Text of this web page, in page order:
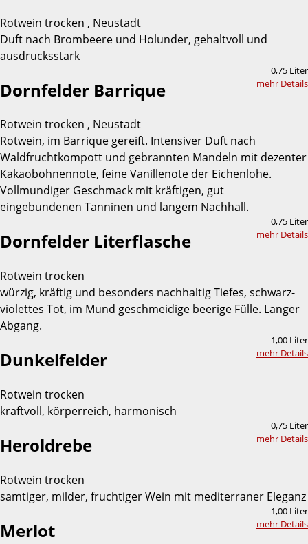
Rotwein trocken , Neustadt
Duft nach Brombeere und Holunder, gehaltvoll und
ausdrucksstark
0,75 Liter
mehr Details
Dornfelder Barrique
Rotwein trocken , Neustadt
Rotwein, im Barrique gereift. Intensiver Duft nach
Waldfruchtkompott und gebrannten Mandeln mit dezenter
Kakaobohnennote, feine Vanillenote der Eichenlohe.
Vollmundiger Geschmack mit kräftigen, gut
eingebundenen Tanninen und langem Nachhall.
0,75 Liter
mehr Details
Dornfelder Literflasche
Rotwein trocken
würzig, kräftig und besonders nachhaltig Tiefes, schwarz-
violettes Tot, im Mund geschmeidige beerige Fülle. Langer
Abgang.
1,00 Liter
mehr Details
Dunkelfelder
Rotwein trocken
kraftvoll, körperreich, harmonisch
0,75 Liter
mehr Details
Heroldrebe
Rotwein trocken
samtiger, milder, fruchtiger Wein mit mediterraner Eleganz
1,00 Liter
mehr Details
Merlot